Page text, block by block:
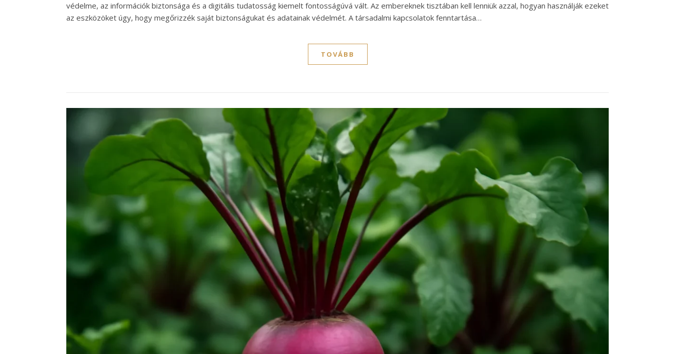
védelme, az információk biztonsága és a digitális tudatosság kiemelt fontosságúvá vált. Az embereknek tisztában kell lenniük azzal, hogyan használják ezeket
az eszközöket úgy, hogy megőrizzék saját biztonságukat és adatainak védelmét. A társadalmi kapcsolatok fenntartása…
TOVÁBB